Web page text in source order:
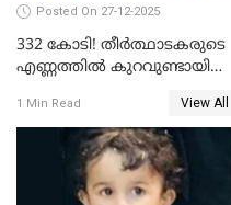
Posted On 27-12-2025
332 കോടി! തീർത്ഥാടകരുടെ
എണ്ണത്തിൽ കുറവുണ്ടായിട്ടും
കുതിച്ചുയരുന്നു
1 Min Read View All